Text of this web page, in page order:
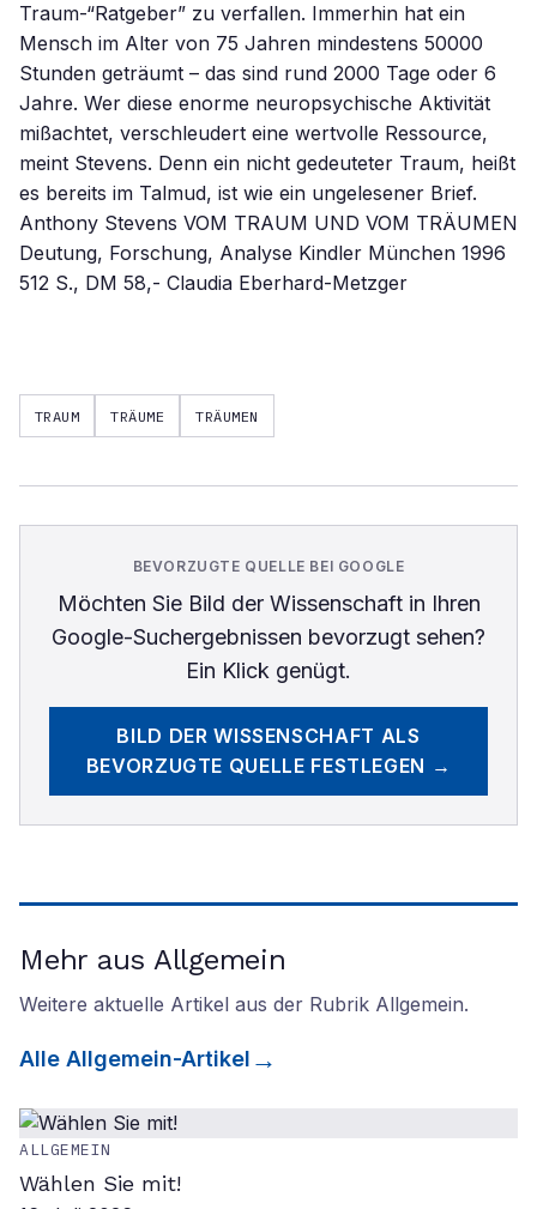
Traum-“Ratgeber” zu verfallen. Immerhin hat ein
Mensch im Alter von 75 Jahren mindestens 50000
Stunden geträumt – das sind rund 2000 Tage oder 6
Jahre. Wer diese enorme neuropsychische Aktivität
mißachtet, verschleudert eine wertvolle Ressource,
meint Stevens. Denn ein nicht gedeuteter Traum, heißt
es bereits im Talmud, ist wie ein ungelesener Brief.
Anthony Stevens VOM TRAUM UND VOM TRÄUMEN
Deutung, Forschung, Analyse Kindler München 1996
512 S., DM 58,- Claudia Eberhard-Metzger
TRAUM TRÄUME TRÄUMEN
BEVORZUGTE QUELLE BEI GOOGLE
Möchten Sie Bild der Wissenschaftin Ihren
Google-Suchergebnissen bevorzugt sehen?
Ein Klick genügt.
BILD DER WISSENSCHAFT ALS
BEVORZUGTE QUELLE FESTLEGEN →
Mehr aus Allgemein
Weitere aktuelle Artikel aus der Rubrik Allgemein.
Alle Allgemein-Artikel
ALLGEMEIN
Wählen Sie mit!